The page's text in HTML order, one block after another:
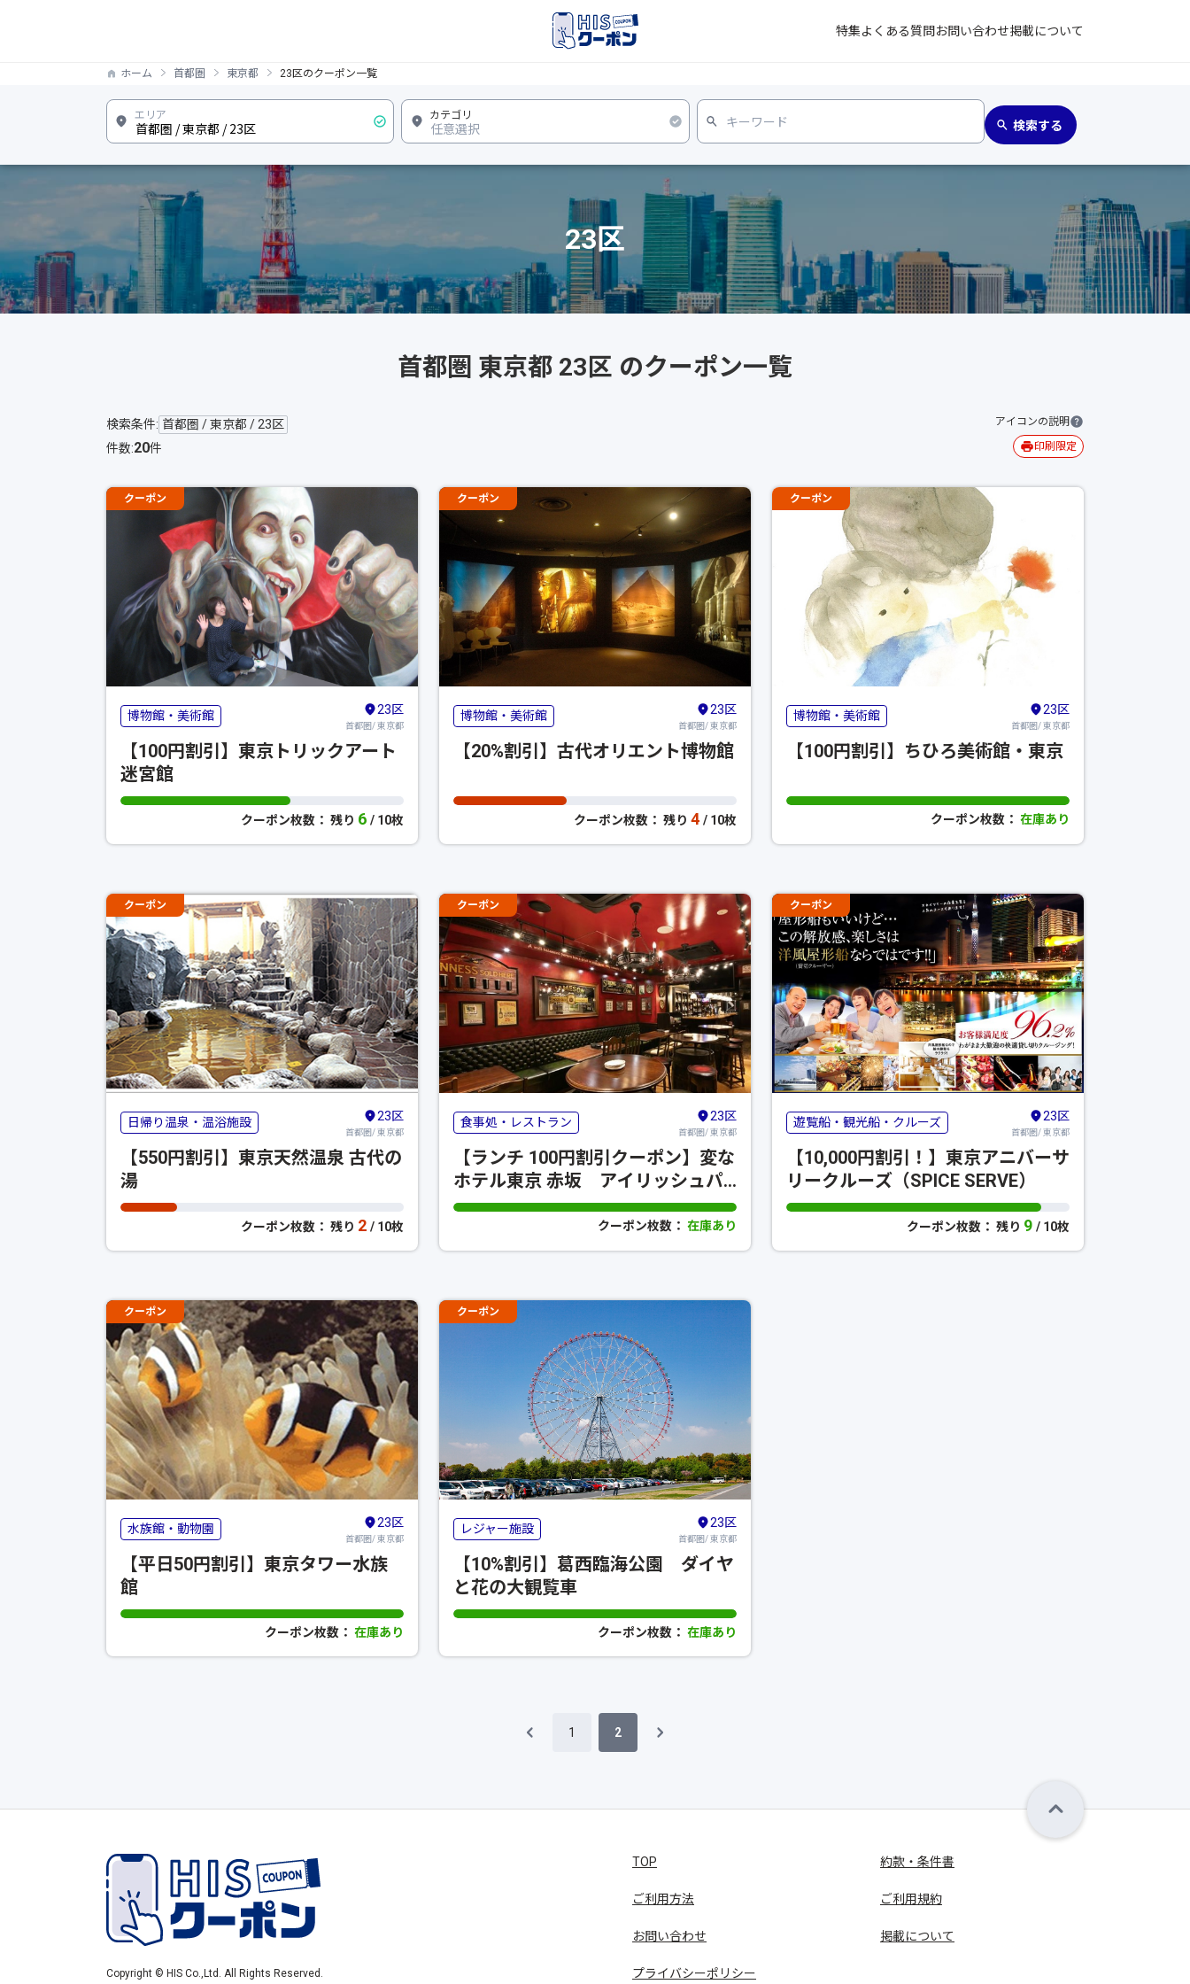
特集よくある質問お問い合わせ掲載について
ホーム 首都圏 東京都 23区のクーポン一覧
23区
首都圏 東京都 23区 のクーポン一覧
検索条件: 首都圏 / 東京都 / 23区
件数:20件
アイコンの説明
印刷限定
クーポン
博物館・美術館 23区
首都圏/ 東京都
【100円割引】東京トリックアート
迷宮館
クーポン枚数： 残り 6 / 10枚
クーポン
博物館・美術館 23区
首都圏/ 東京都
【20%割引】古代オリエント博物館
クーポン枚数： 残り 4 / 10枚
クーポン
博物館・美術館 23区
首都圏/ 東京都
【100円割引】ちひろ美術館・東京
クーポン枚数： 在庫あり
クーポン
日帰り温泉・温浴施設 23区
首都圏/ 東京都
【550円割引】東京天然温泉 古代の
湯
クーポン枚数： 残り 2 / 10枚
クーポン
食事処・レストラン 23区
首都圏/ 東京都
【ランチ 100円割引クーポン】変な
ホテル東京 赤坂 アイリッシュパ
ブ クラック
クーポン枚数： 在庫あり
クーポン
遊覧船・観光船・クルーズ 23区
首都圏/ 東京都
【10,000円割引！】東京アニバーサ
リークルーズ（SPICE SERVE）
クーポン枚数： 残り 9 / 10枚
クーポン
水族館・動物園 23区
首都圏/ 東京都
【平日50円割引】東京タワー水族
館
クーポン枚数： 在庫あり
クーポン
レジャー施設 23区
首都圏/ 東京都
【10%割引】葛西臨海公園 ダイヤ
と花の大観覧車
クーポン枚数： 在庫あり
1 2
TOP
ご利用方法
お問い合わせ
プライバシーポリシー
約款・条件書
ご利用規約
掲載について
Copyright © HIS Co.,Ltd. All Rights Reserved.